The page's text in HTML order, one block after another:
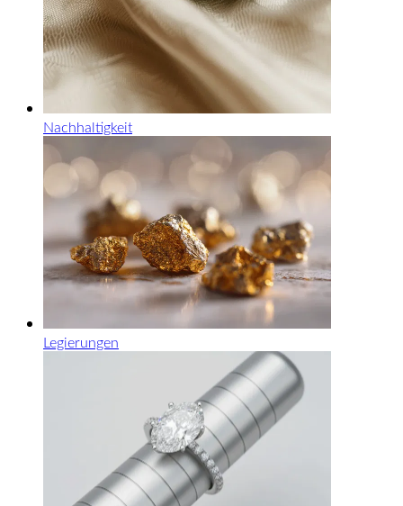
Nachhaltigkeit
Legierungen